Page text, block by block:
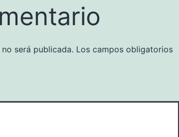
será publicada. Los campos obligatorios